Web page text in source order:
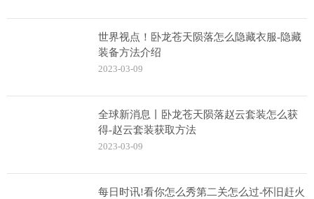
世界视点！卧龙苍天陨落怎么隐藏衣服-隐藏
装备方法介绍
2023-03-09
全球新消息丨卧龙苍天陨落赵云套装怎么获
得-赵云套装获取方法
2023-03-09
每日时讯!看你怎么秀第二关怎么过-怀旧赶火